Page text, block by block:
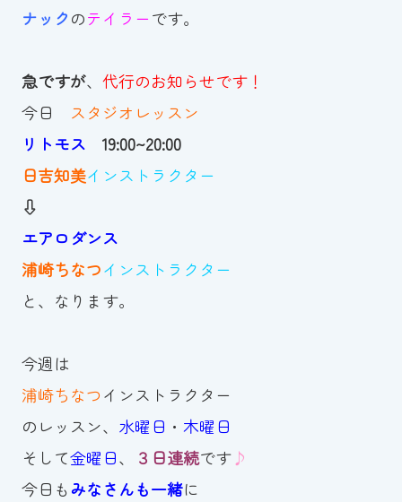
お知らせ
カレンダー
波スイタイムズ
お問い合わせ
Tel.098-863-7264
平日 9:00～22:00｜土祝 9:00～21:00
スイミングスクールの
体験申し込みはこちら!
ナックのテイラーです。
急ですが、 代行のお知らせです！
今日 スタジオレッスン
リトモス
19:00~20:00
日吉知美インストラクター
⇩
エアロダンス
浦崎ちなつインストラクター
と、なります。
今週は
浦崎ちなつインストラクター
のレッスン、 水曜日 ・ 木曜日
そして金曜日、 ３日連続です♪
今日もみなさんも一緒に